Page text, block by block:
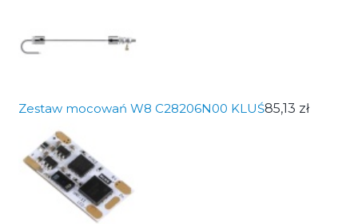
Zestaw mocowań W8 C28206N00 KLUŚ85,13 zł